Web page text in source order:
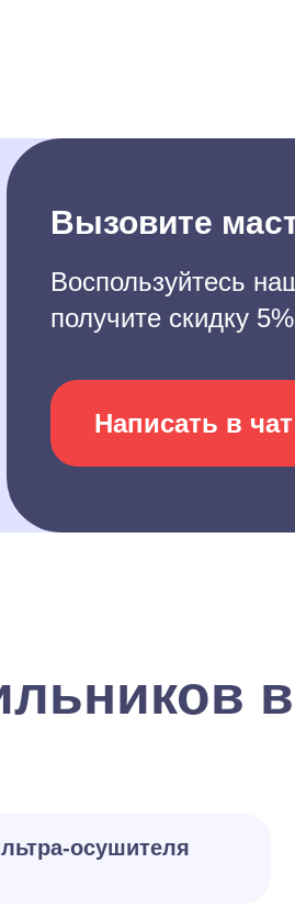
Вызовите
Воспользуйтесь
получите скидку
Написать в чат
в
осушителя